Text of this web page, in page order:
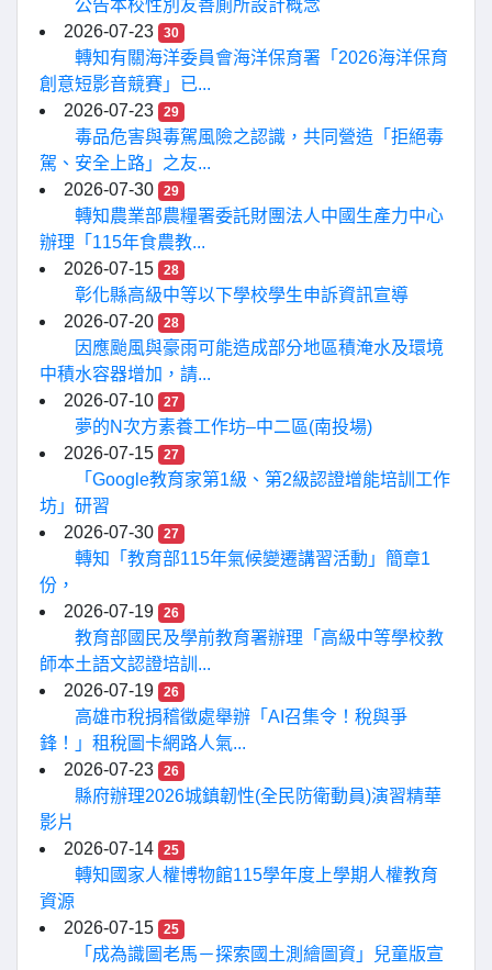
公告本校性別友善廁所設計概念
2026-07-23
30
轉知有關海洋委員會海洋保育署「2026海洋保育
創意短影音競賽」已...
2026-07-23
29
毒品危害與毒駕風險之認識，共同營造「拒絕毒
駕、安全上路」之友...
2026-07-30
29
轉知農業部農糧署委託財團法人中國生產力中心
辦理「115年食農教...
2026-07-15
28
彰化縣高級中等以下學校學生申訴資訊宣導
2026-07-20
28
因應颱風與豪雨可能造成部分地區積淹水及環境
中積水容器增加，請...
2026-07-10
27
夢的N次方素養工作坊–中二區(南投場)
2026-07-15
27
「Google教育家第1級、第2級認證增能培訓工作
坊」研習
2026-07-30
27
轉知「教育部115年氣候變遷講習活動」簡章1
份，
2026-07-19
26
教育部國民及學前教育署辦理「高級中等學校教
師本土語文認證培訓...
2026-07-19
26
高雄市稅捐稽徵處舉辦「AI召集令！稅與爭
鋒！」租稅圖卡網路人氣...
2026-07-23
26
縣府辦理2026城鎮韌性(全民防衛動員)演習精華
影片
2026-07-14
25
轉知國家人權博物館115學年度上學期人權教育
資源
2026-07-15
25
「成為識圖老馬－探索國土測繪圖資」兒童版宣